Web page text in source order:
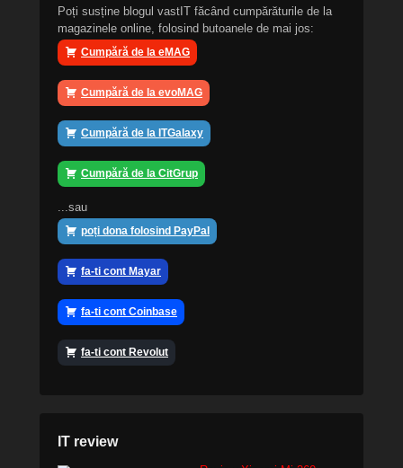
Poți susține blogul vastIT făcând cumpărăturile de la
magazinele online, folosind butoanele de mai jos:
Cumpără de la eMAG
Cumpără de la evoMAG
Cumpără de la ITGalaxy
Cumpără de la CitGrup
...sau
poți dona folosind PayPal
fa-ti cont Mayar
fa-ti cont Coinbase
fa-ti cont Revolut
IT review